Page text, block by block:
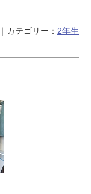
｜カテゴリー： 2年生